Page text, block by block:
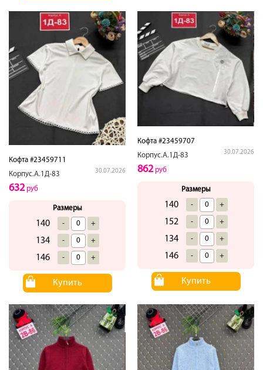
Кофта #23459711
Корпус.А.1Д-83
30.07.2026
632руб
Размеры
140 - +
134 - +
146 - +
Купить
Кофта #23459707
Корпус.А.1Д-83
30.07.2026
862руб
Размеры
140 - +
152 - +
134 - +
146 - +
Купить